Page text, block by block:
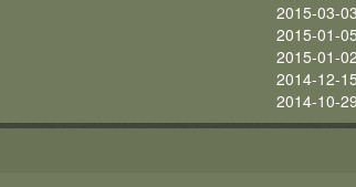
2015-03-
2015-01-
2015-01-
2014-12-
2014-10-